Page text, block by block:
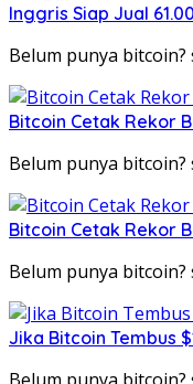
Inggris Siap Jual
Belum punya
Bitcoin Cetak Rekor
Belum punya
Bitcoin Cetak Rekor
Belum punya
Jika Bitcoin Tembus